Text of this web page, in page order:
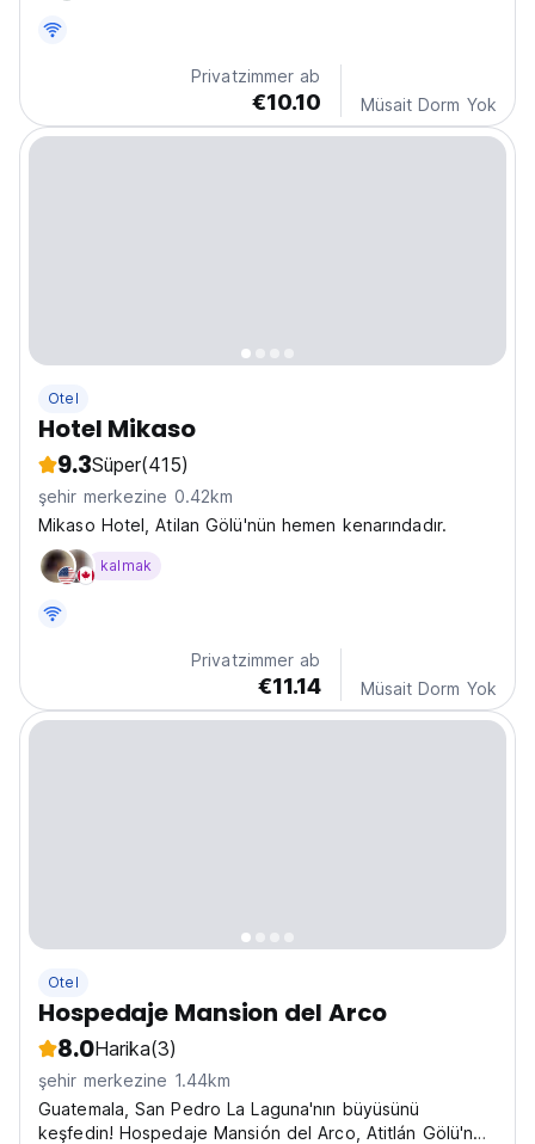
Privatzimmer ab
€10.10 Müsait Dorm Yok
Otel
Hotel Mikaso
9.3Süper(415)
şehir merkezine 0.42km
Mikaso Hotel, Atilan Gölü'nün hemen kenarındadır.
kalmak
Privatzimmer ab
€11.14 Müsait Dorm Yok
Otel
Hospedaje Mansion del Arco
8.0Harika(3)
şehir merkezine 1.44km
Guatemala, San Pedro La Laguna'nın büyüsünü
keşfedin! Hospedaje Mansión del Arco, Atitlán Gölü'nde